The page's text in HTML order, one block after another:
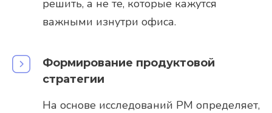
решить, а не те, которые кажутся
важными изнутри офиса.
Формирование продуктовой
стратегии
На основе исследований PM определяет,